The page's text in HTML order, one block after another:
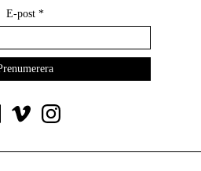
E-post *